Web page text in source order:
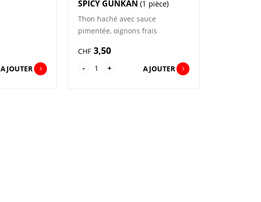
AJOUTER
SPICY GUNKAN (1 pièce)
Thon haché avec sauce
pimentée, oignons frais
CHF 3,50
-
quantité
+ AJOUTER